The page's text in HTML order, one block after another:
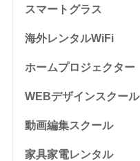
スマートグラス
海外レンタルWiFi
ホームプロジェクター
WEBデザインスクール
動画編集スクール
家具家電レンタル